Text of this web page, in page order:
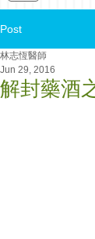
Post
解封藥酒
林志恆醫師
Jun 29, 2016